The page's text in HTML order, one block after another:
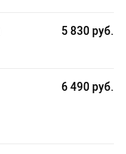
5 830 руб.
6 490 руб.